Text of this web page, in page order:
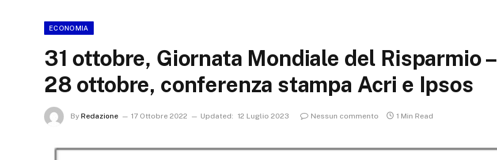
ECONOMIA
31 ottobre, Giornata Mondiale del Risparmio –
28 ottobre, conferenza stampa Acri e Ipsos
By Redazione 17 Ottobre 2022 Updated: 12 Luglio 2023 Nessun commento 1 Min Read